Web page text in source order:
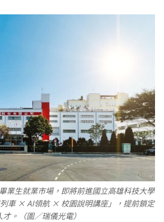
業生就業市場，即將前進國立高雄科技大學
車 × AI領航 × 校園說明講座」，提前鎖定
才。（圖／瑞儀光電）